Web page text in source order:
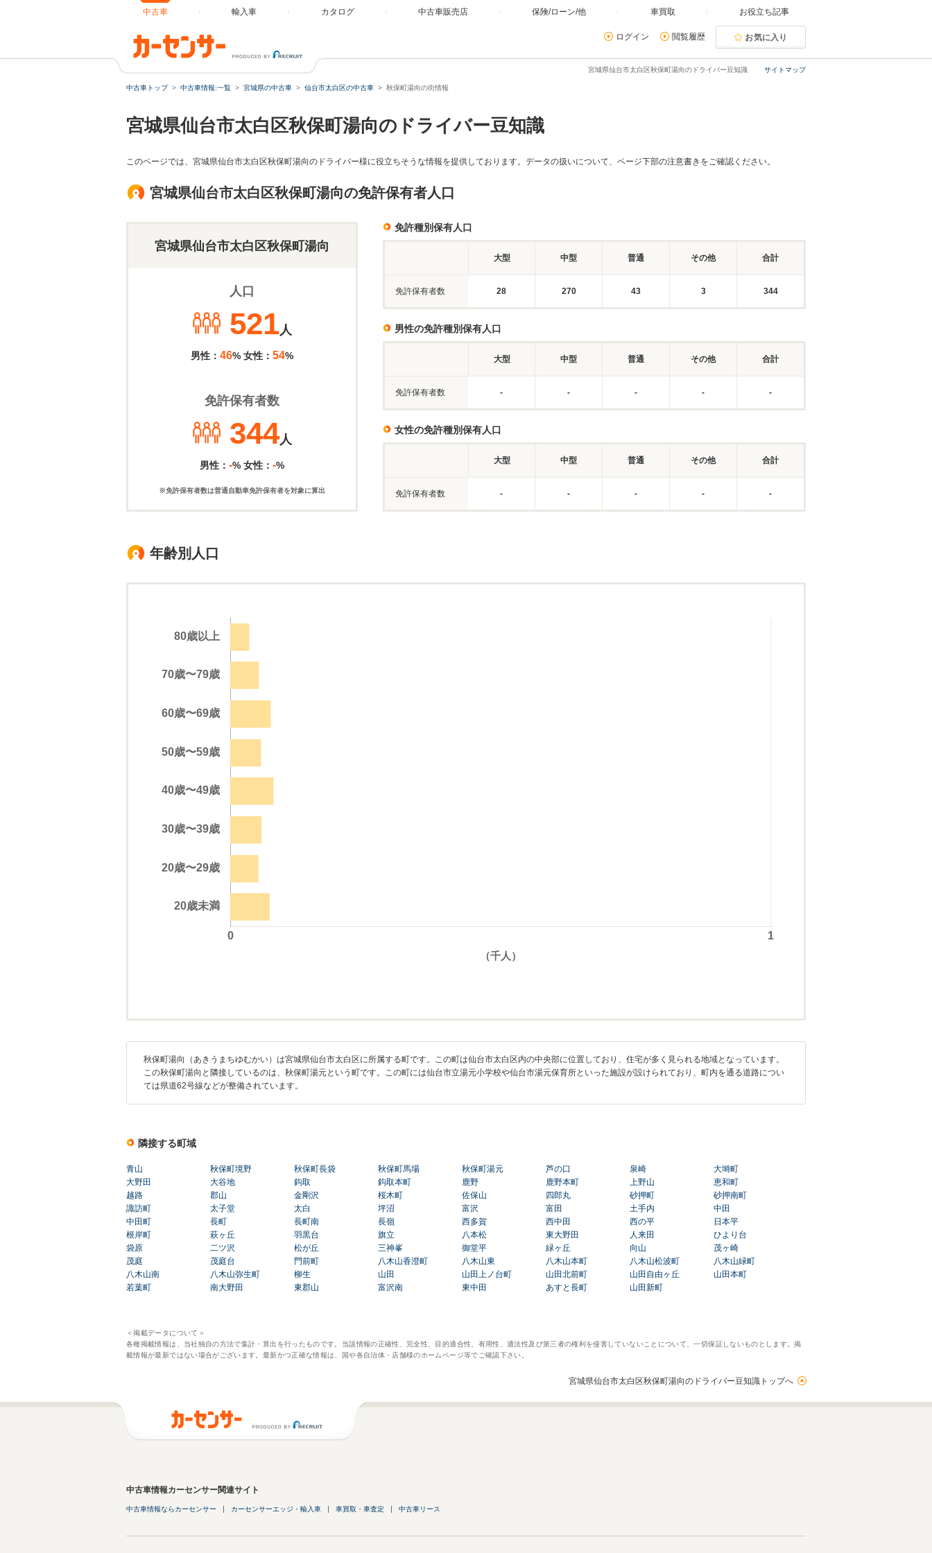
中古車 輸入車 カタログ 中古車販売店 保険/ローン/他 車買取 お役立ち記事
ログイン 閲覧履歴 お気に入り
サイトマップ
宮城県仙台市太白区秋保町湯向のドライバー豆知識
中古車トップ 中古車情報:一覧 宮城県の中古車 仙台市太白区の中古車 秋保町湯向の街情報
宮城県仙台市太白区秋保町湯向のドライバー豆知識
このページでは、宮城県仙台市太白区秋保町湯向のドライバー様に役立ちそうな情報を提供しております。データの扱いについて、ページ下部の注意書きをご確認ください。
宮城県仙台市太白区秋保町湯向の免許保有者人口
宮城県仙台市太白区秋保町湯向
人口
521人
男性： 46% 女性： 54%
免許保有者数
344人
男性： -% 女性： -%
※免許保有者数は普通自動車免許保有者を対象に算出
免許種別保有人口
大型 中型 普通 その他 合計
免許保有者数 28 270 43 3 344
男性の免許種別保有人口
大型 中型 普通 その他 合計
免許保有者数 - - - - -
女性の免許種別保有人口
大型 中型 普通 その他 合計
免許保有者数 - - - - -
年齢別人口
秋保町湯向（あきうまちゆむかい）は宮城県仙台市太白区に所属する町です。この町は仙台市太白区内の中央部に位置しており、住宅が多く見られる地域となっています。
この秋保町湯向と隣接しているのは、秋保町湯元という町です。この町には仙台市立湯元小学校や仙台市湯元保育所といった施設が設けられており、町内を通る道路につい
ては県道62号線などが整備されています。
隣接する町域
青山 秋保町境野 秋保町長袋 秋保町馬場 秋保町湯元 芦の口 泉崎
大塒町
大野田
大谷地 鈎取 鈎取本町 鹿野 鹿野本町 上野山
恵和町
越路
郡山 金剛沢 桜木町 佐保山 四郎丸 砂押町
砂押南町
諏訪町
太子堂 太白 坪沼 富沢 富田 土手内
中田
中田町
長町 長町南 長嶺 西多賀 西中田 西の平
日本平
根岸町
萩ヶ丘 羽黒台 旗立 八本松 東大野田 人来田
ひより台
袋原
二ツ沢 松が丘 三神峯 御堂平 緑ヶ丘 向山
茂ヶ崎
茂庭
茂庭台 門前町 八木山香澄町 八木山東 八木山本町 八木山松波町
八木山緑町
八木山南
八木山弥生町 柳生 山田 山田上ノ台町 山田北前町 山田自由ヶ丘
山田本町
若葉町
南大野田 東郡山 富沢南 東中田 あすと長町 山田新町
＜掲載データについて＞
各種掲載情報は、当社独自の方法で集計・算出を行ったものです。当該情報の正確性、完全性、目的適合性、有用性、適法性及び第三者の権利を侵害していないことについて、一切保証しないものとします。掲
載情報が最新ではない場合がございます。最新かつ正確な情報は、国や各自治体・店舗様のホームページ等でご確認下さい。
宮城県仙台市太白区秋保町湯向のドライバー豆知識トップへ
中古車情報カーセンサー関連サイト
中古車情報ならカーセンサー カーセンサーエッジ・輸入車 車買取・車査定 中古車リース